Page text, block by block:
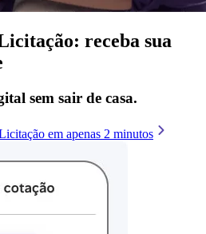
receba sua
sem sair de casa.
em apenas 2 minutos